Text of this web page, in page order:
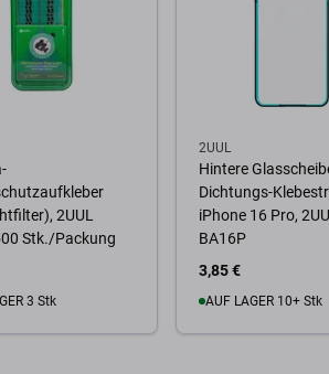
2UUL
Stk./Packung
3 Stk
2UUL
Hintere
Dichtungs-
iPhone 16 Pro,
BA16P
3,85 €
AUF LAGER 10+ Stk